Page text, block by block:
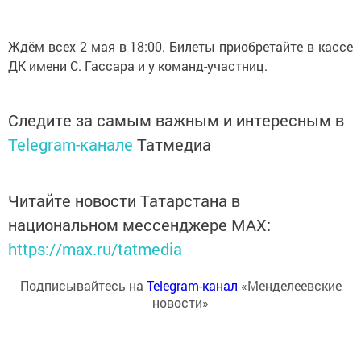
Ждём всех 2 мая в 18:00. Билеты приобретайте в кассе
ДК имени С. Гассара и у команд-участниц.
Следите за самым важным и интересным в
Telegram-канале Татмедиа
Читайте новости Татарстана в
национальном мессенджере MАХ:
https://max.ru/tatmedia
Подписывайтесь на Telegram-канал «Менделеевские
новости»